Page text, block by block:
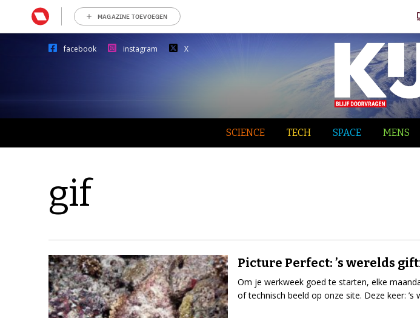
MAGAZINE TOEVOEGEN
facebook instagram X
SCIENCE TECH SPACE MENS
gif
Picture Perfect: ’s werelds
Om je werkweek goed te starten, elke
of technisch beeld op onze site. Deze keer: ’s